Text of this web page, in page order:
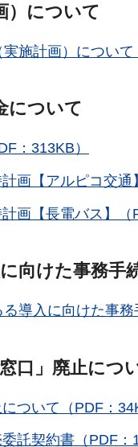
）について
施計画）について
について
：313KB）
画【アルピコ交通
画【長電バス】（
向けた事務手
導入に向けた事務
口」廃止につ
ついて（PDF：
託契約書（PDF：